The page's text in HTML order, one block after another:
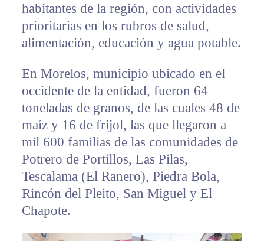
habitantes de la región, con actividades
prioritarias en los rubros de salud,
alimentación, educación y agua potable.
En Morelos, municipio ubicado en el
occidente de la entidad, fueron 64
toneladas de granos, de las cuales 48 de
maíz y 16 de frijol, las que llegaron a
mil 600 familias de las comunidades de
Potrero de Portillos, Las Pilas,
Tescalama (El Ranero), Piedra Bola,
Rincón del Pleito, San Miguel y El
Chapote.